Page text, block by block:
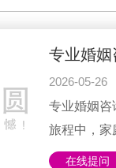
专业婚
2026-05-26
专业婚姻咨
旅程中，家
事，却可
在线提问